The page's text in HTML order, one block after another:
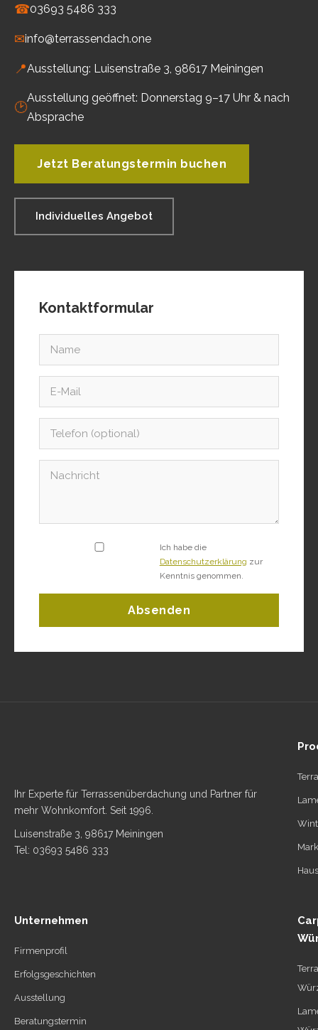
☎03693 5486 333
✉info@terrassendach.one
📍Ausstellung: Luisenstraße 3, 98617 Meiningen
🕑
Ausstellung geöffnet: Donnerstag 9–17 Uhr & nach
Absprache
Jetzt Beratungstermin buchen
Individuelles Angebot
Kontaktformular
Ich habe die
Datenschutzerklärung zur
Kenntnis genommen.
Absenden
Ihr Experte für Terrassenüberdachung und Partner für
mehr Wohnkomfort. Seit 1996.
Luisenstraße 3, 98617 Meiningen
Tel: 03693 5486 333
Unternehmen
Firmenprofil
Erfolgsgeschichten
Ausstellung
Beratungstermin